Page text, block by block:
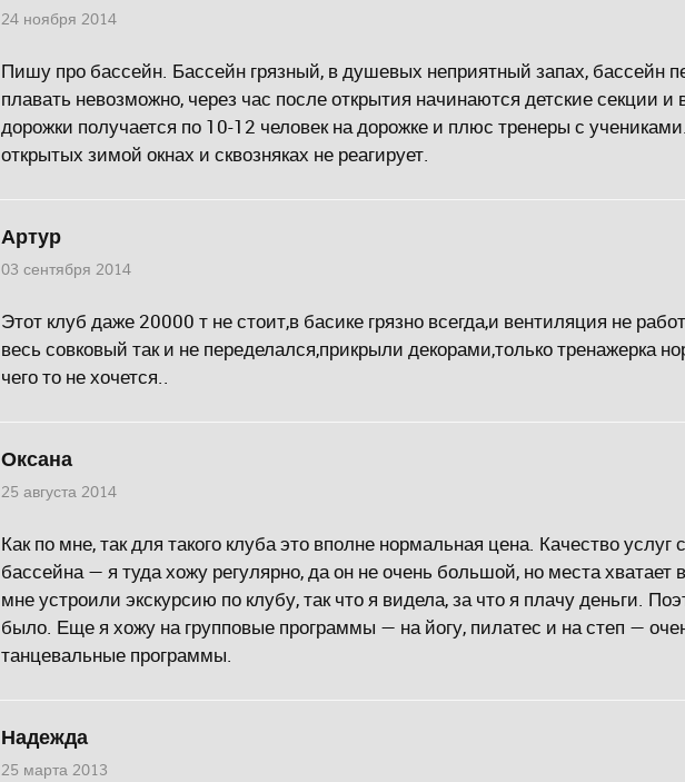
24 ноября 2014
Пишу про бассейн. Бассейн грязный, в душевых неприятный запах, бассейн
плавать невозможно, через час после открытия начинаются детские секции
дорожки получается по 10-12 человек на дорожке и плюс тренеры с
открытых зимой окнах и сквозняках не реагирует.
Артур
03 сентября 2014
Этот клуб даже 20000 т не стоит,в басике грязно всегда,и вентиляция не
весь совковый так и не переделался,прикрыли декорами,только тренажерка
чего то не хочется..
Оксана
25 августа 2014
Как по мне, так для такого клуба это вполне нормальная цена. Качество
бассейна — я туда хожу регулярно, да он не очень большой, но места хватает
мне устроили экскурсию по клубу, так что я видела, за что я плачу деньги.
было. Еще я хожу на групповые программы — на йогу, пилатес и на степ —
танцевальные программы.
Надежда
25 марта 2013